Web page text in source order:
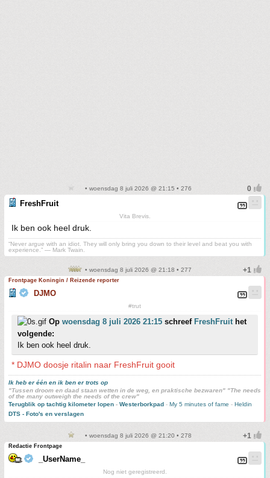
• woensdag 8 juli 2026 @ 21:15 • 276
FreshFruit
Vita Brevis.
Ik ben ook heel druk.
“Never argue with an idiot. They will only bring you down to their level and beat you with
experience.” ― Mark Twain.
• woensdag 8 juli 2026 @ 21:18 • 277
Frontpage Koningin / Reizende reporter
DJMO
#trut
Op woensdag 8 juli 2026 21:15 schreef FreshFruithet
volgende:
Ik ben ook heel druk.
* DJMO doosje ritalin naar FreshFruit gooit
Ik heb er één en ik ben er trots op
"Tussen droom en daad staan wetten in de weg, en praktische bezwaren" "The needs
of the many outweigh the needs of the crew"
Terugblik op tachtig kilometer lopen - Westerborkpad - My 5 minutes of fame - Heldin
DTS - Foto's en verslagen
• woensdag 8 juli 2026 @ 21:20 • 278
Redactie Frontpage
_UserName_
Nog niet geregistreerd.